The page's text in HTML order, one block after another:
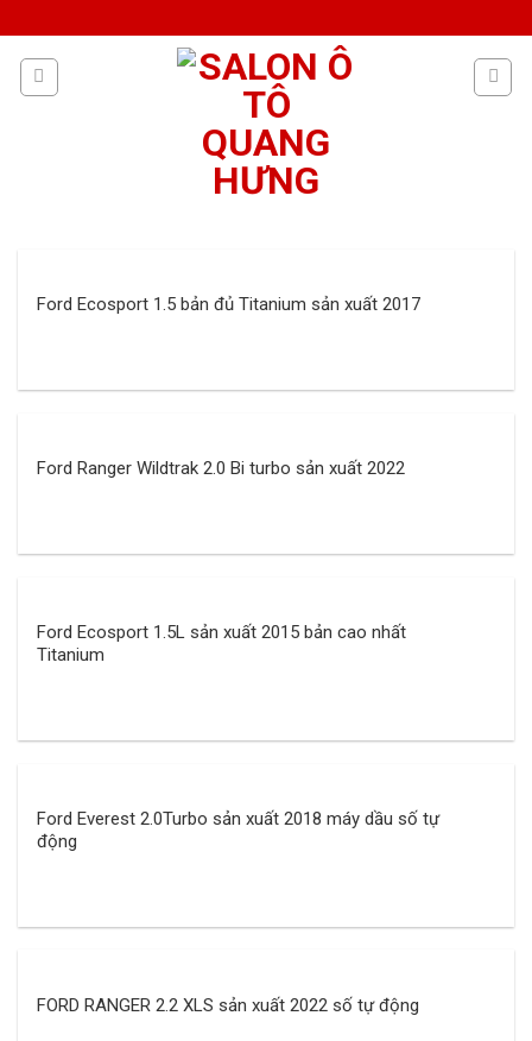
to
content
Ford Ecosport 1.5 bản đủ Titanium sản xuất 2017
Ford Ranger Wildtrak 2.0 Bi turbo sản xuất 2022
Ford Ecosport 1.5L sản xuất 2015 bản cao nhất
Titanium
Ford Everest 2.0Turbo sản xuất 2018 máy dầu số tự
động
FORD RANGER 2.2 XLS sản xuất 2022 số tự động